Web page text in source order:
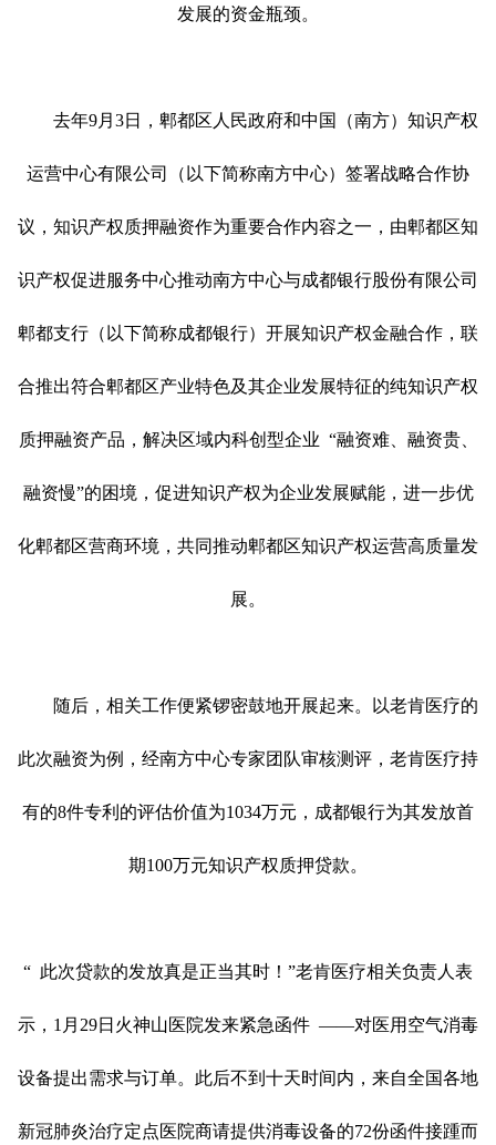
发展的资金瓶颈。
去年9月3日，郫都区人民政府和中国（南方）知识产权
运营中心有限公司（以下简称南方中心）签署战略合作协
议，知识产权质押融资作为重要合作内容之一，由郫都区知
识产权促进服务中心推动南方中心与成都银行股份有限公司
郫都支行（以下简称成都银行）开展知识产权金融合作，联
合推出符合郫都区产业特色及其企业发展特征的纯知识产权
质押融资产品，解决区域内科创型企业 “融资难、融资贵、
融资慢”的困境，促进知识产权为企业发展赋能，进一步优
化郫都区营商环境，共同推动郫都区知识产权运营高质量发
展。
随后，相关工作便紧锣密鼓地开展起来。以老肯医疗的
此次融资为例，经南方中心专家团队审核测评，老肯医疗持
有的8件专利的评估价值为1034万元，成都银行为其发放首
期100万元知识产权质押贷款。
“ 此次贷款的发放真是正当其时！ ”老肯医疗相关负责人表
示， 1月29日火神山医院发来紧急函件 ——对医用空气消毒
设备提出需求与订单。此后不到十天时间内，来自全国各地
新冠肺炎治疗定点医院商请提供消毒设备的72份函件接踵而